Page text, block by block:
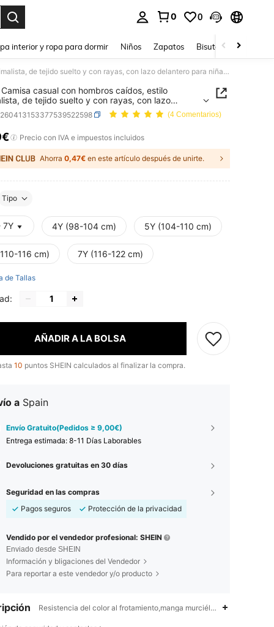
0 0
interior y ropa para dormir Niños Zapatos Bisutería Y
SHEIN Camisa casual con hombros caídos, estilo minimalista, de tejido suelto y con rayas, con lazo delantero para niña joven
Camisa casual con hombros caídos, estilo
de tejido suelto y con rayas, con lazo
para niña joven
(4 Comentarios)
AND AVAILABILITY
Precio con IVA e impuestos incluidos
Ahorra 0,47€ en este artículo después de unirte.
Tipo
7Y 4Y (98-104 cm) 5Y (104-110 cm)
116 cm) 7Y (116-122 cm)
de Tallas
AÑADIR A LA BOLSA
10 puntos SHEIN calculados al finalizar la compra.
a Spain
Envío Gratuito(Pedidos ≥ 9,00€)
Entrega estimada: 8-11 Días Laborables
Devoluciones gratuitas en 30 días
Seguridad en las compras
Pagos seguros
Protección de la privacidad
Vendido por el vendedor profesional: SHEIN
Enviado desde SHEIN
Información y bligaciones del Vendedor
Para reportar a este vendedor y/o producto
Resistencia del color al frotamiento,manga murciélago,Sí